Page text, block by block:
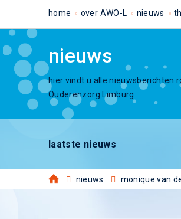
home over AWO-L nieuws
nieuws
hier vindt u alle nieuwsberichten
Ouderenzorg Limburg
laatste nieuws
nieuws monique van